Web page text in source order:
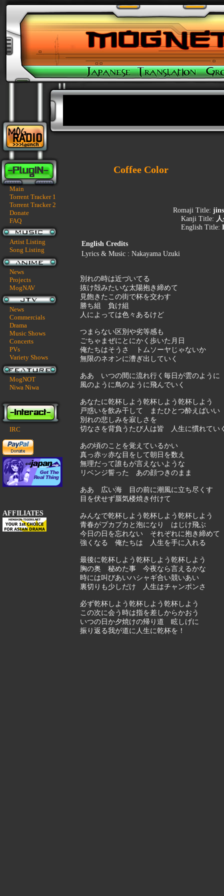
Main
Torrent Tracker 1
Torrent Tracker 2
Donate
FAQ
Artist Listing
Song Listing
News
Projects
MogNAV
News
Commercials
Drama
Music Shows
Concerts
PVs
Variety Shows
MogNOT
Niwa Niwa
IRC
AFFILIATES
Coffee Color
Romaji Title:
Kanji Title:
English Title:
English Credits
Lyrics & Music : Nakayama Uzuki
別れの時は近づいてる
抜け殻みたいな太陽抱き締めて
見飽きたこの街で杯を交わす
勝ち組 負け組
人によっては色々あるけど
つまらない区別や劣等感も
ごちゃまぜにとにかく歩いた月日
俺たちはそうさ トムソーヤじゃないか
無限のネオンに漕ぎ出していく
ああ いつの間に流れ行く毎日が雲のように
風のように鳥のように飛んでいく
あなたに乾杯しよう乾杯しよう乾杯しよう
戸惑いを飲み干して またひとつ酔えばいい
別れの悲しみを寂しさを
切なさを背負うたび人は皆 人生に慣れてい
あの頃のことを覚えているかい
真っ赤ッ赤な目をして朝日を数え
無理だって誰もが言えないような
リベンジ誓った あの顔つきのまま
ああ 広い海 目の前に潮風に立ち尽くす
目を伏せず蜃気楼焼き付けて
みんなで乾杯しよう乾杯しよう乾杯しよう
青春がプカプカと泡になり はじけ飛ぶ
今日の日を忘れない それぞれに抱き締めて
強くなる 俺たちは 人生を手に入れる
最後に乾杯しよう乾杯しよう乾杯しよう
胸の奥 秘めた事 今夜なら言えるかな
時には叫びあいハシャギ合い競いあい
裏切りも少しだけ 人生はチャンポンさ
必ず乾杯しよう乾杯しよう乾杯しよう
この次に会う時は指を差しからかおう
いつの日か夕焼けの帰り道 眩しげに
振り返る我が道に人生に乾杯を！